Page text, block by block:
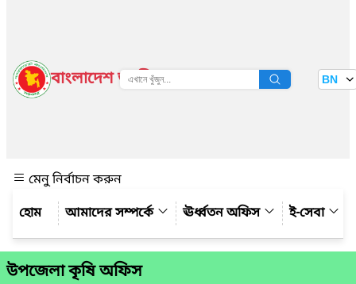
বাংলাদেশ জাতীয় তথ্য বাতায়ন BN
মেনু নির্বাচন করুন
আমাদের সম্পর্কে
ঊর্ধ্বতন অফিস ই-সেবা
উপজেলা কৃষি অফিস